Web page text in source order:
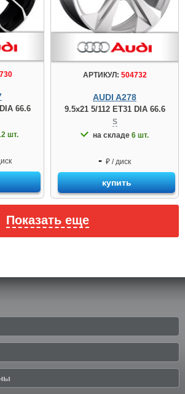
66.6
шт.
АРТИКУЛ: 504732
AUDI A278
9.5x21 5/112 ET31 DIA 66.6
S
на складе 6 шт.
- ₽ / диск
купить
Показать еще